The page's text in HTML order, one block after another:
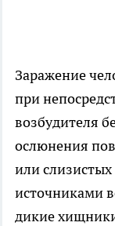
Заражение
при
возбудителя
ослюнения
или
источниками
дикие